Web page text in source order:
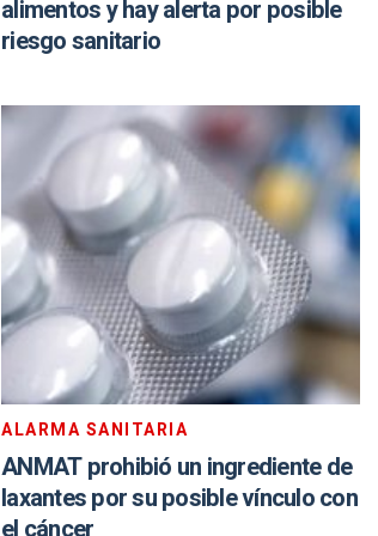
alimentos y hay alerta por posible
riesgo sanitario
ALARMA SANITARIA
ANMAT prohibió un ingrediente de
laxantes por su posible vínculo con